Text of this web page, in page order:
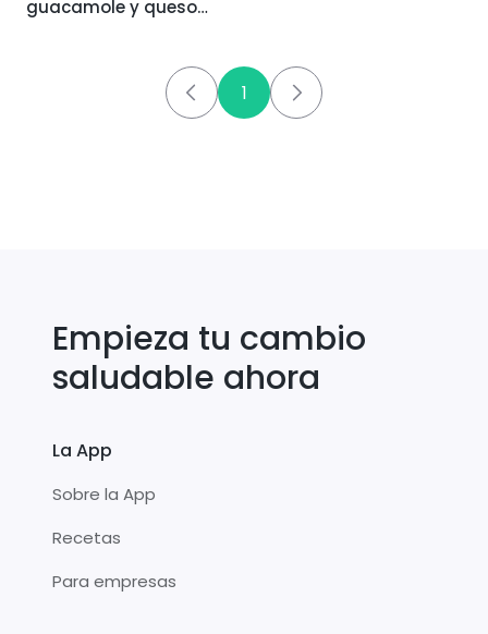
guacamole y queso
1
Empieza tu cambio
saludable ahora
La App
Sobre la App
Recetas
Para empresas